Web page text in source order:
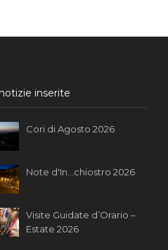
inserite
Cori di Agosto 2026
Note d'In...chiostro 2026
Visite Guidate d’Orario –
Estate 2026